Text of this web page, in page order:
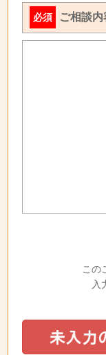
必須 ご相談内
この
入